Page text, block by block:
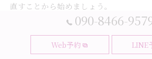
直すことから始めましょう。
例えば、サロンでの施術後は自宅でも簡
サージを取り入れる、耳つぼジュエリ
090-8466-
Web予約 LINE